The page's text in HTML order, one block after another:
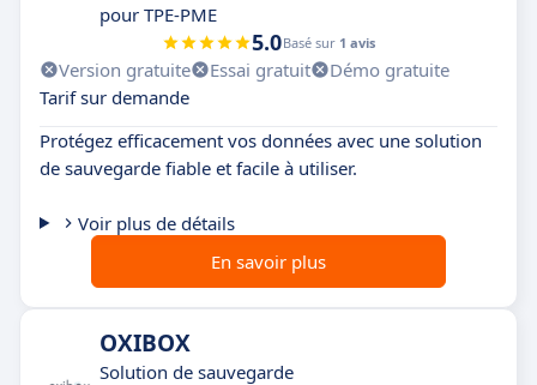
pour TPE-PME
5.0Basé sur 1 avis
Version gratuite Essai gratuit
Démo gratuite
Tarif sur demande
Protégez efficacement vos données avec une solution
de sauvegarde fiable et facile à utiliser.
Voir plus de détails
En savoir plus
OXIBOX
Solution de sauvegarde